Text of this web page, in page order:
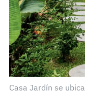
Casa Jardín se